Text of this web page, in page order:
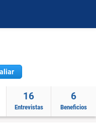
16
Entrevistas
6
Beneficios